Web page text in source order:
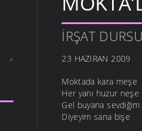
İRŞAT
23 HAZIRAN 2009
Moktada kara meşe
Her yanı huzur neşe
Gel buyana sevdiğim
Diyeyim sana bişe